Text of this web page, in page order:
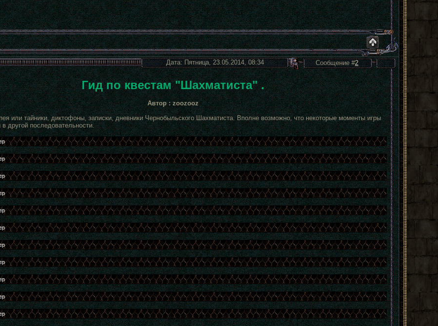
Дата: Пятница, 23.05.2014, 08:34 Сообщение #2
Гид по квестам "Шахматиста" .
Автор : zoozooz
или тайники, диктофоны, записки, дневники Чернобыльского Шахматиста. Вполне возможно, что некоторые моменты игры
другой последовательности.